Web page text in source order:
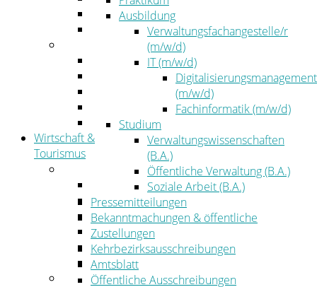
Wahlen
Der Landrat
Kommunalaufsicht
Zahlen, Daten, Fakten
Wirtschaft &
Tourismus
Wirtschaftsförderung
Gewerbeflächen und Unternehmen
Arbeitgeberservice
Mobilfunk & Breitband
Straßen- und Radwegebau
Landwirtschaft
Tourismus
Ausbildung
Verwaltungsfachangestelle/r
(m/w/d)
IT (m/w/d)
Digitalisierungsmanagement
(m/w/d)
Fachinformatik (m/w/d)
Studium
Verwaltungswissenschaften
(B.A.)
Öffentliche Verwaltung (B.A.)
Soziale Arbeit (B.A.)
Pressemitteilungen
Bekanntmachungen & öffentliche
Zustellungen
Kehrbezirksausschreibungen
Amtsblatt
Öffentliche Ausschreibungen